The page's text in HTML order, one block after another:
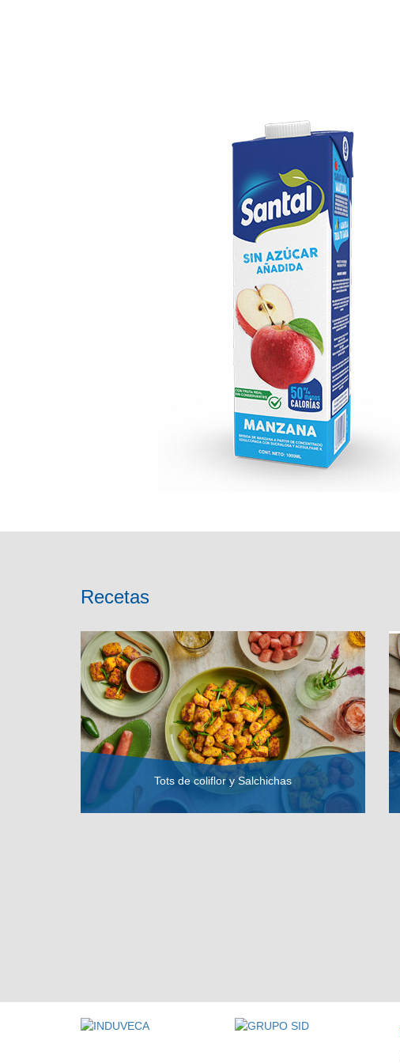
Recetas
Tots de coliflor y Salchichas